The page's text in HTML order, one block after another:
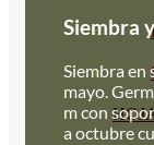
Siembra
Siembra
mayo.
m con
a octubre